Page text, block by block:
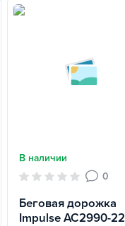
В наличии
0
Беговая дорожка
Impulse AC2990-22